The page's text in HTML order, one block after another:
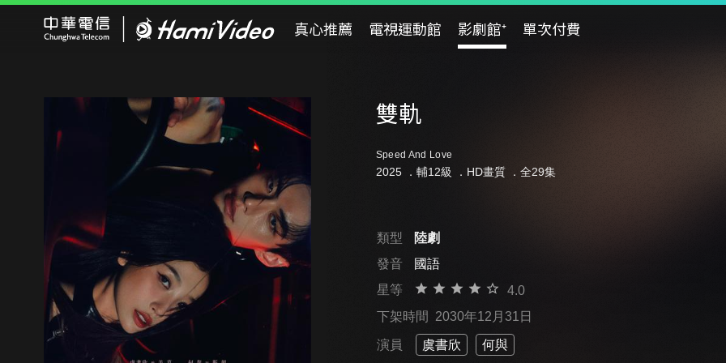
真心推薦 電視運動館 影劇館⁺ 單次付費
雙軌
Speed And Love
2025 ． 輔12級 ．HD畫質 ．全29集
類型
陸劇
發音
國語
星等
4.0
下架時間 2030年12月31日
演員 虞書欣 何與